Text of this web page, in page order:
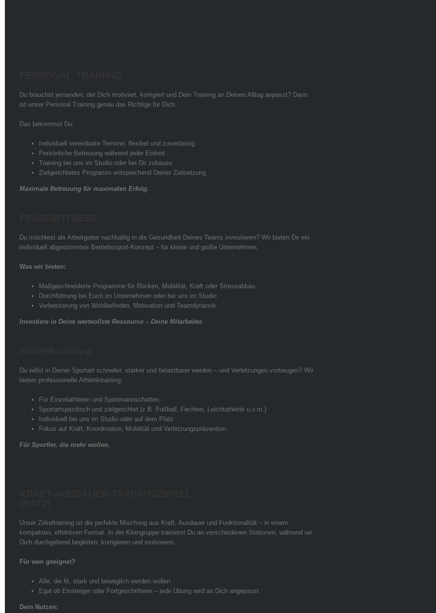
Du brauchst jemanden, der Dich motiviert, korrigiert und Dein Training an Deinen Alltag anpasst? Dann
ist unser Personal Training genau das Richtige für Dich.
Das bekommst Du:
Individuell vereinbarte Termine, flexibel und zuverlässig
Persönliche Betreuung während jeder Einheit
Training bei uns im Studio oder bei Dir zuhause
Zielgerichtetes Programm entsprechend Deiner Zielsetzung
Maximale Betreuung für maximalen Erfolg.
Du möchtest als Arbeitgeber nachhaltig in die Gesundheit Deines Teams investieren? Wir bieten Dir ein
individuell abgestimmtes Betriebssport-Konzept – für kleine und große Unternehmen.
Was wir bieten:
Maßgeschneiderte Programme für Rücken, Mobilität, Kraft oder Stressabbau
Durchführung bei Euch im Unternehmen oder bei uns im Studio
Verbesserung von Wohlbefinden, Motivation und Teamdynamik
Investiere in Deine wertvollste Ressource – Deine Mitarbeiter.
Du willst in Deiner Sportart schneller, stärker und belastbarer werden – und Verletzungen vorbeugen? Wir
bieten professionelle Athletiktraining:
Für Einzelathleten und Sportmannschaften
Sportartspezifisch und zielgerichtet (z.B. Fußball, Fechten, Leichtathletik u.v.m.)
Individuell bei uns im Studio oder auf dem Platz
Fokus auf Kraft, Koordination, Mobilität und Verletzungsprävention.
Für Sportler, die mehr wollen.
Unser Zirkeltraining ist die perfekte Mischung aus Kraft, Ausdauer und Funktionalität – in einem
kompakten, effektiven Format. In der Kleingruppe trainierst Du an verschiedenen Stationen, während wir
Dich durchgehend begleiten, korrigieren und motivieren.
Für wen geeignet?
Alle, die fit, stark und beweglich werden wollen
Egal ob Einsteiger oder Fortgeschrittene – jede Übung wird an Dich angepasst
Dein Nutzen: